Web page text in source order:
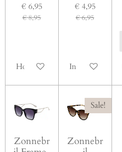
€ 6,95
€ 8,95
Houd mij op de hoogte
€ 4,95
€ 6,95
In
Zonnebr
Sale!
Zonnebr